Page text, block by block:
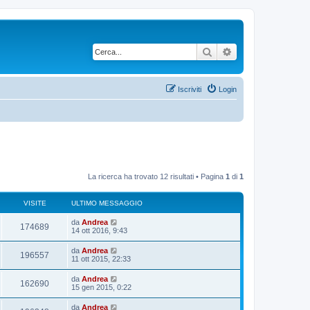
Cerca
Login
Iscriviti
La ricerca ha trovato 12 risultati • Pagina 1 di 1
VISITE ULTIMO MESSAGGIO
174689
i
i
t
U
m
o
m
e
s
s
a
da Andrea
14 ott 2016, 9:43
196557
i
U
m
o
m
e
da Andrea
11 ott 2015, 22:33
162690V
i
U
da Andrea
15 gen 2015, 0:22
U
da Andrea